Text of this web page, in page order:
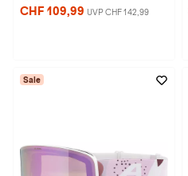
CHF 109,99 UVP CHF 142,99
Sale